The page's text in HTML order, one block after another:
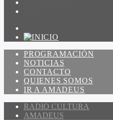
PROGRAMACIÓN
NOTICIAS
CONTACTO
QUIENES SOMOS
IR A AMADEUS
RADIO CULTURA
AMADEUS